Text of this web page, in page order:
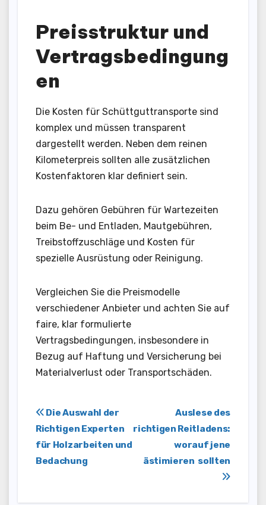
Preisstruktur und
Vertragsbedingung
en
Die Kosten für Schüttguttransporte sind
komplex und müssen transparent
dargestellt werden. Neben dem reinen
Kilometerpreis sollten alle zusätzlichen
Kostenfaktoren klar definiert sein.
Dazu gehören Gebühren für Wartezeiten
beim Be- und Entladen, Mautgebühren,
Treibstoffzuschläge und Kosten für
spezielle Ausrüstung oder Reinigung.
Vergleichen Sie die Preismodelle
verschiedener Anbieter und achten Sie auf
faire, klar formulierte
Vertragsbedingungen, insbesondere in
Bezug auf Haftung und Versicherung bei
Materialverlust oder Transportschäden.
Post
navigation
Auslese des
richtigen Reitladens:
worauf jene
ästimieren sollten
Die Auswahl der
Richtigen Experten
für Holzarbeiten und
Bedachung